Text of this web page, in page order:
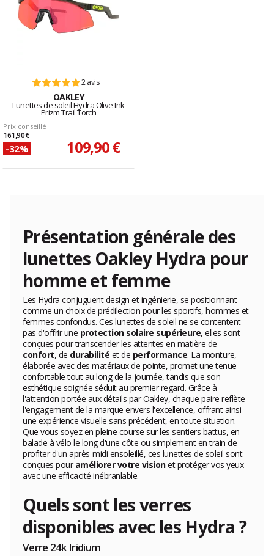
2 avis
OAKLEY
Lunettes de soleil Hydra Olive Ink
Prizm Trail Torch
Prix conseillé
161,90 €
-32% 109,90 €
Présentation générale des
lunettes Oakley Hydra pour
homme et femme
Les Hydra conjuguent design et ingénierie, se positionnant
comme un choix de prédilection pour les sportifs, hommes et
femmes confondus. Ces lunettes de soleil ne se contentent
pas d'offrir une protection solaire supérieure, elles sont
conçues pour transcender les attentes en matière de
confort, de durabilité et de performance. La monture,
élaborée avec des matériaux de pointe, promet une tenue
confortable tout au long de la journée, tandis que son
esthétique soignée séduit au premier regard. Grâce à
l'attention portée aux détails par Oakley, chaque paire reflète
l'engagement de la marque envers l'excellence, offrant ainsi
une expérience visuelle sans précédent, en toute situation.
Que vous soyez en pleine course sur les sentiers battus, en
balade à vélo le long d'une côte ou simplement en train de
profiter d'un après-midi ensoleillé, ces lunettes de soleil sont
conçues pouraméliorer votre visionet protéger vos yeux
avec une efficacité inébranlable.
Quels sont les verres
disponibles avec les Hydra ?
Verre 24k Iridium